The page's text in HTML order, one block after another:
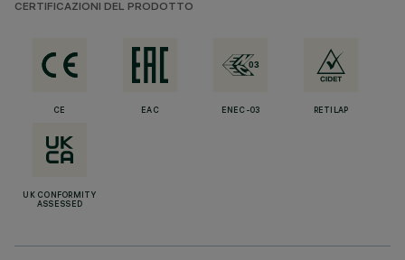
CERTIFICAZIONI DEL PRODOTTO
CE EAC ENEC-03 RETILAP
UK CONFORMITY
ASSESSED